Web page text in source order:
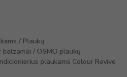
/ Plaukų
balzamai / OSMO plaukų
plaukams Colour Revive